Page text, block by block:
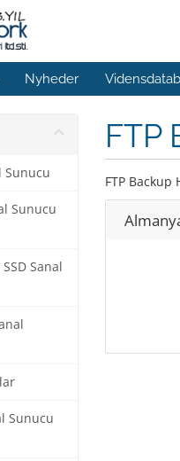
Nyheder
Sunucu
Sunucu
Sanal
Sunucu
FTP
FTP Backup